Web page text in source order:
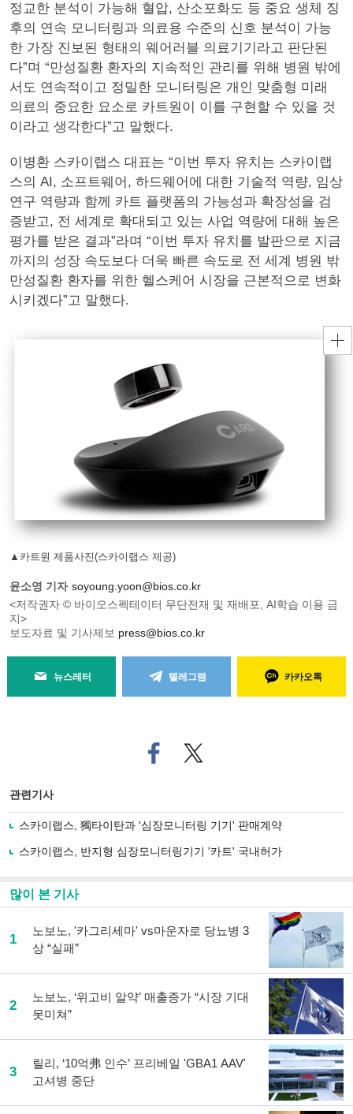
정교한 분석이 가능해 혈압, 산소포화도 등 중요 생체 징
후의 연속 모니터링과 의료용 수준의 신호 분석이 가능
한 가장 진보된 형태의 웨어러블 의료기기라고 판단된
다”며 “만성질환 환자의 지속적인 관리를 위해 병원 밖에
서도 연속적이고 정밀한 모니터링은 개인 맞춤형 미래
의료의 중요한 요소로 카트원이 이를 구현할 수 있을 것
이라고 생각한다”고 말했다.
이병환 스카이랩스 대표는 “이번 투자 유치는 스카이랩
스의 AI, 소프트웨어, 하드웨어에 대한 기술적 역량, 임상
연구 역량과 함께 카트 플랫폼의 가능성과 확장성을 검
증받고, 전 세계로 확대되고 있는 사업 역량에 대해 높은
평가를 받은 결과”라며 “이번 투자 유치를 발판으로 지금
까지의 성장 속도보다 더욱 빠른 속도로 전 세계 병원 밖
만성질환 환자를 위한 헬스케어 시장을 근본적으로 변화
시키겠다”고 말했다.
▲카트원 제품사진(스카이랩스 제공)
윤소영 기자 soyoung.yoon@bios.co.kr
<저작권자 © 바이오스펙테이터 무단전재 및 재배포, AI학습 이용 금
지>
보도자료 및 기사제보 press@bios.co.kr
뉴스레터 텔레그램 카카오톡
페
이
로
기
사
기
트위
터로
관련기사
스카이랩스, 獨타이탄과 '심장모니터링 기기' 판매계약
스카이랩스, 반지형 심장모니터링기기 '카트' 국내허가
많이 본 기사
1
노보노, '카그리세마' vs마운자로 당뇨병 3
상 “실패”
2
노보노, ‘위고비 알약’ 매출증가 “시장 기대
못미쳐”
3
릴리, ‘10억弗 인수’ 프리베일 'GBA1 AAV'
고셔병 중단